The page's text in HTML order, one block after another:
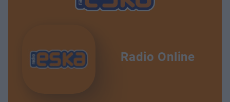
Radio Online